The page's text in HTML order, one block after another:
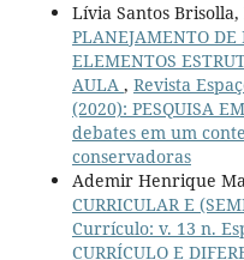
Lívia Santos Brisolla,
PLANEJAMENTO DE
ELEMENTOS
AULA , Revista
(2020): PESQUISA
debates em um
conservadoras
Ademir Henrique
CURRICULAR E
Currículo: v. 13 n.
CURRÍCULO E